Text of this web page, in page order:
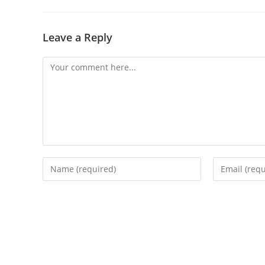
Leave a Reply
Comment
Enter
your
Enter
your